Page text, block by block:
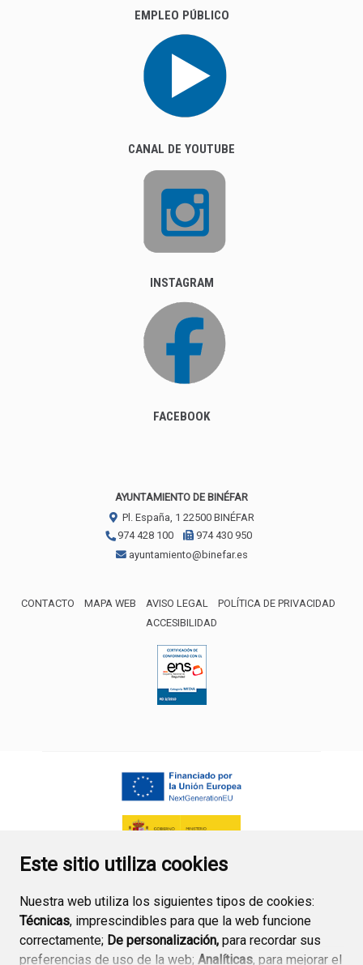
Este sitio utiliza cookies
Nuestra web utiliza los siguientes tipos de cookies:
Técnicas, imprescindibles para que la web funcione
correctamente; De personalización, para recordar sus
preferencias de uso de la web; Analíticas, para mejorar el
EMPLEO PÚBLICO
CANAL DE YOUTUBE
INSTAGRAM
FACEBOOK
AYUNTAMIENTO DE BINÉFAR
Pl. España, 1 22500 BINÉFAR
974 428 100
974 430 950
ayuntamiento@binefar.es
CONTACTO MAPA WEB AVISO LEGAL
POLÍTICA DE PRIVACIDAD
ACCESIBILIDAD